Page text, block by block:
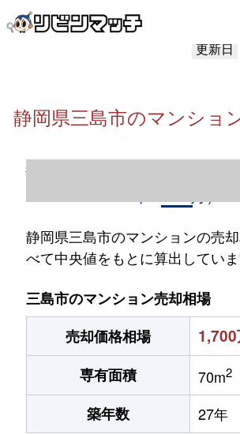
更新日
静岡県三島市のマンショ
静岡県三島市のマンション売
静岡県三島市のマンションの売
べて中央値をもとに算出していま
三島市のマンション売却相場
売却価格相場
専有面積 70m2
築年数 27年